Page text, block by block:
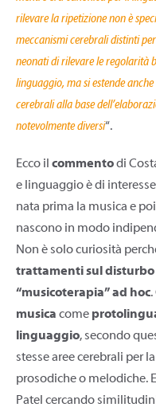
rilevare la ripetizione non è
meccanismi cerebrali distinti
neonati di rilevare le regolarità
linguaggio, ma si estende
cerebrali alla base
notevolmente diversi“.
Ecco il commentodi
e linguaggio è di
nata prima la musica e
nascono in modo
Non è solo curiosità
trattamenti sul disturbo
“musicoterapia” ad hoc
musica come
linguaggio, secondo
stesse aree cerebrali per
prosodiche o melodiche.
Patel cercando